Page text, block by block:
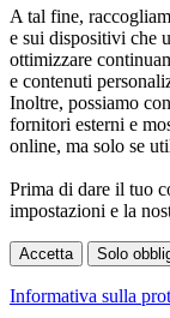
A tal fine,
e sui dispositivi che
ottimizzare
e contenuti
Inoltre, possiamo
fornitori esterni e
online, ma solo se
Prima di dare il tuo
impostazioni e la
Accetta Solo
Informativa sulla